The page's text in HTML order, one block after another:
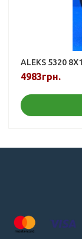
ALEKS 5320
4983грн.